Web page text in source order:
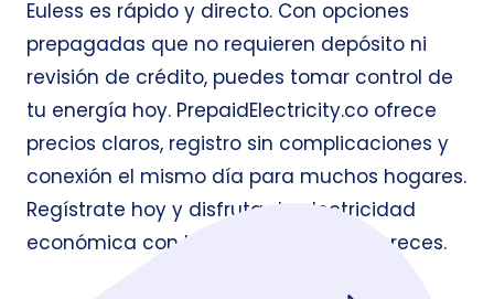
Euless es rápido y directo. Con opciones
prepagadas que no requieren depósito ni
revisión de crédito, puedes tomar control de
tu energía hoy. PrepaidElectricity.co ofrece
precios claros, registro sin complicaciones y
conexión el mismo día para muchos hogares.
Regístrate hoy y disfruta de electricidad
económica con la flexibilidad que mereces.